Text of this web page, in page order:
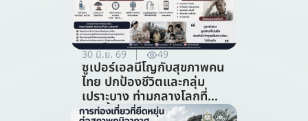
30 มิ.ย. 69 49
ซูเปอร์เอลนีโญกับสุขภาพคน
ไทย ปกป้องชีวิตและกลุ่ม
เปราะบาง ท่ามกลางโลกที่
ร้อนขึ้น (สาขาสาธารณสุข)